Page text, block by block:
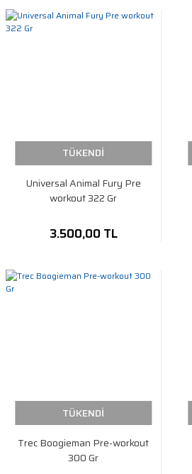
TÜKENDİ
Universal Animal Fury Pre
workout 322 Gr
3.500,00 TL
TÜKENDİ
Trec Boogieman Pre-workout
300 Gr